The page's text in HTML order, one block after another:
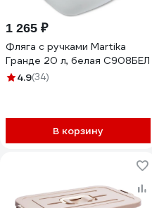
1 265 ₽
Фляга с ручками Martika
Гранде 20 л, белая С908БЕЛ
4.9(34)
В корзину